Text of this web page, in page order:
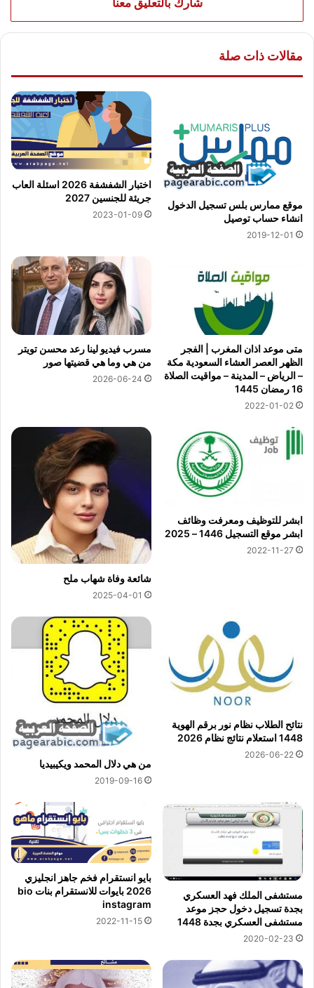
شارك بالتعليق معنا
مقالات ذات صلة
موقع ممارس بلس تسجيل الدخول
انشاء حساب توصيل
2019-12-01
اختبار الشفشفة 2026 اسئلة العاب
جريئة للجنسين 2027
2023-01-09
متى موعد اذان المغرب | الفجر
الظهر العصر العشاء السعودية مكة
– الرياض – المدينة – مواقيت الصلاة
16 رمضان 1445
2022-01-02
مسرب فيديو لينا رعد محسن تويتر
من هي وما هي قضيتها صور
2026-06-24
ابشر للتوظيف ومعرفت وظائف
ابشر موقع التسجيل 1446 – 2025
2022-11-27
شائعة وفاة شهاب ملح
2025-04-01
نتائح الطلاب نظام نور برقم الهوية
1448 استعلام نتائج نظام 2026
2026-06-22
من هي دلال المحمد ويكيبيديا
2019-09-16
مستشفى الملك فهد العسكري
بجدة تسجيل دخول حجز موعد
مستشفى العسكري بجدة 1448
2020-02-23
بايو انستقرام فخم جاهز انجليزي
2026 بايوات للانستقرام بنات bio
instagram
2022-11-15